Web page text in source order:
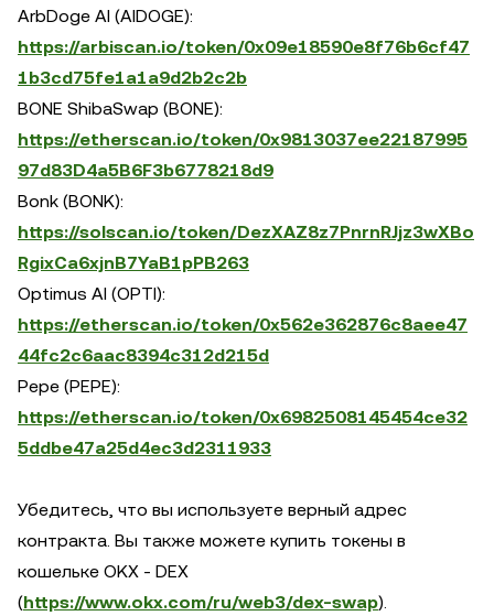
ArbDoge AI (AIDOGE):
https://arbiscan.io/token/0x09e18590e8f76b6cf47
1b3cd75fe1a1a9d2b2c2b
BONE ShibaSwap (BONE):
https://etherscan.io/token/0x9813037ee22187995
97d83D4a5B6F3b6778218d9
Bonk (BONK):
https://solscan.io/token/DezXAZ8z7PnrnRJjz3wXBo
RgixCa6xjnB7YaB1pPB263
Optimus AI (OPTI):
https://etherscan.io/token/0x562e362876c8aee47
44fc2c6aac8394c312d215d
Pepe (PEPE):
https://etherscan.io/token/0x6982508145454ce32
5ddbe47a25d4ec3d2311933
Убедитесь, что вы используете верный адрес
контракта. Вы также можете купить токены в
кошельке OKX - DEX
(https://www.okx.com/ru/web3/dex-swap).